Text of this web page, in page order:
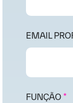
EMAIL
FUNÇÃO *